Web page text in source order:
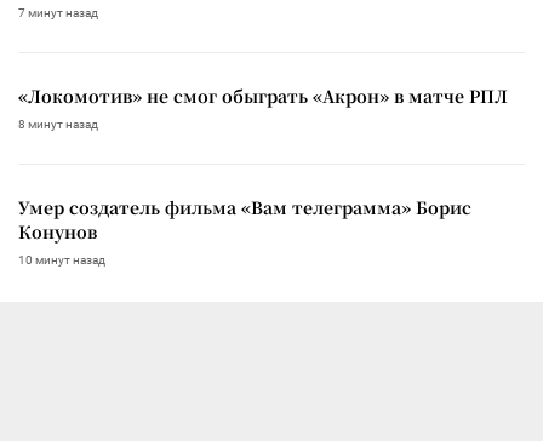
7 минут назад
«Локомотив» не смог обыграть «Акрон» в матче РПЛ
8 минут назад
Умер создатель фильма «Вам телеграмма» Борис
Конунов
10 минут назад